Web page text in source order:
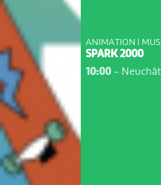
ANIMATION |
SPARK 2000
10:00-